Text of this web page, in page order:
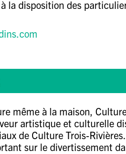
la disposition des
même à la maison,
artistique et culturelle
de Culture Trois-
sur le divertissement